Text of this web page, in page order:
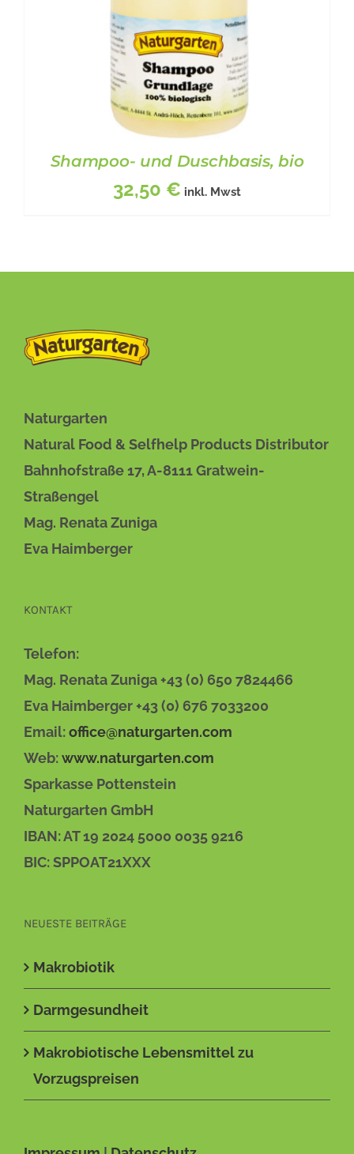
BESCHREIBUNG
Shampoo- und Duschbasis, bio
32,50 € inkl. Mwst
Naturgarten
Natural Food & Selfhelp Products Distributor
Bahnhofstraße 17, A-8111 Gratwein-
Straßengel
Mag. Renata Zuniga
Eva Haimberger
KONTAKT
Telefon:
Mag. Renata Zuniga +43 (0) 650 7824466
Eva Haimberger +43 (0) 676 7033200
Email:office@naturgarten.com
Web:www.naturgarten.com
Sparkasse Pottenstein
Naturgarten GmbH
IBAN: AT 19 2024 5000 0035 9216
BIC: SPPOAT21XXX
NEUESTE BEITRÄGE
Makrobiotik
Darmgesundheit
Makrobiotische Lebensmittel zu
Vorzugspreisen